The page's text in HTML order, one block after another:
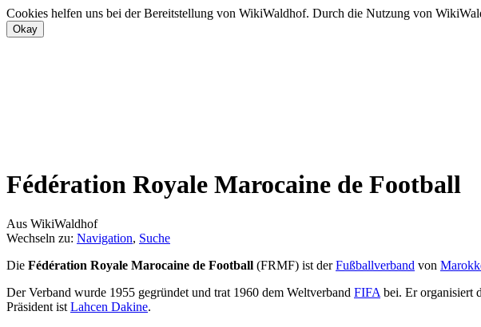
Cookies helfen uns bei der Bereitstellung von WikiWaldhof. Durch die Nutzung von
Fédération Royale Marocaine de Football
Aus WikiWaldhof
Wechseln zu: Navigation, Suche
Die Fédération Royale Marocaine de Football (FRMF) ist derFußballverband von
Der Verband wurde 1955 gegründet und trat 1960 dem Weltverband FIFA bei. Er organisiert
Präsident ist Lahcen Dakine.